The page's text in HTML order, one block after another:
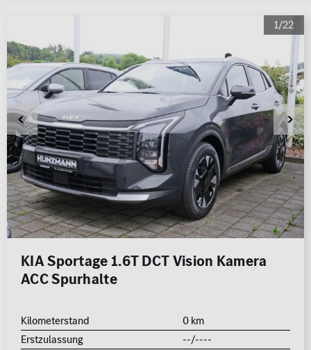
1/22
KIA Sportage 1.6T DCT Vision Kamera
ACC Spurhalte
Kilometerstand
0 km
Erstzulassung
--/----